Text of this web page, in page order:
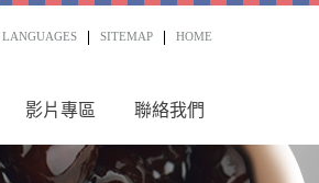
LANGUAGES SITEMAP HOME
影片專區 聯絡我們